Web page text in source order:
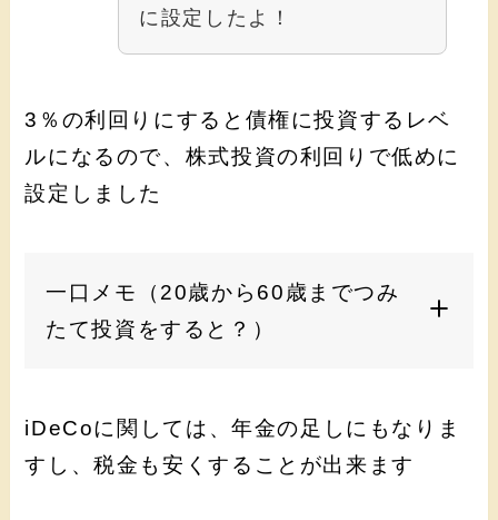
に設定したよ！
3％の利回りにすると債権に投資するレベ
ルになるので、株式投資の利回りで低めに
設定しました
一口メモ（20歳から60歳までつみ
たて投資をすると？）
iDeCoに関しては、年金の足しにもなりま
すし、税金も安くすることが出来ます